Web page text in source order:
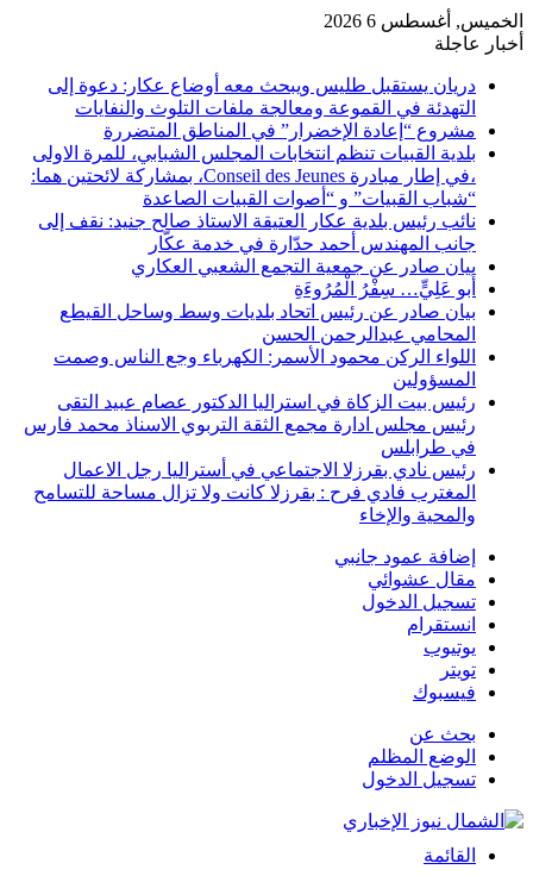
الخميس, أغسطس 6 2026
أخبار عاجلة
دريان يستقبل طليس ويبحث معه أوضاع عكار: دعوة إلى
التهدئة في القموعة ومعالجة ملفات التلوث والنفايات
مشروع “إعادة الإخضرار” في المناطق المتضررة
بلدية القبيات تنظم انتخابات المجلس الشبابي، للمرة الاولى
،في إطار مبادرة Conseil des Jeunes، بمشاركة لائحتين هما:
“شباب القبيات” و “أصوات القبيات الصاعدة
نائب رئيس بلدية عكار العتيقة الاستاذ صالح جنيد: نقف إلى
جانب المهندس أحمد حدّارة في خدمة عكّار
بيان صادر عن جمعية التجمع الشعبي العكاري
أَبو عَلِيٍّ… سِفْرُ الْمُرُوءَةِ
بيان صادر عن رئيس اتحاد بلديات وسط وساحل القيطع
المحامي عبدالرحمن الحسن
اللواء الركن محمود الأسمر: الكهرباء وجع الناس وصمت
المسؤولين
رئيس بيت الزكاة في استراليا الدكتور عصام عبيد التقى
رئيس مجلس ادارة مجمع الثقة التربوي الاسناذ محمد فارس
في طرابلس
رئيس نادي بقرزلا الاجتماعي في أستراليا رجل الاعمال
المغترب فادي فرح : بقرزلا كانت ولا تزال مساحة للتسامح
والمحية والإخاء
إضافة عمود جانبي
مقال عشوائي
تسجيل الدخول
انستقرام
يوتيوب
تويتر
فيسبوك
بحث عن
الوضع المظلم
تسجيل الدخول
القائمة